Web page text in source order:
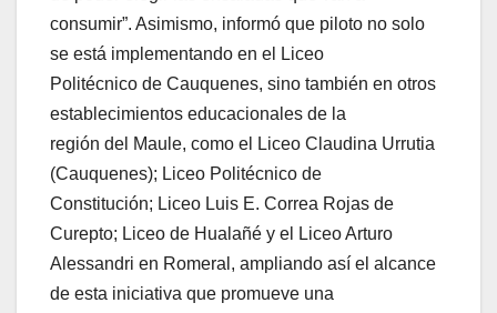
consumir”. Asimismo, informó que piloto no solo
se está implementando en el Liceo
Politécnico de Cauquenes, sino también en otros
establecimientos educacionales de la
región del Maule, como el Liceo Claudina Urrutia
(Cauquenes); Liceo Politécnico de
Constitución; Liceo Luis E. Correa Rojas de
Curepto; Liceo de Hualañé y el Liceo Arturo
Alessandri en Romeral, ampliando así el alcance
de esta iniciativa que promueve una